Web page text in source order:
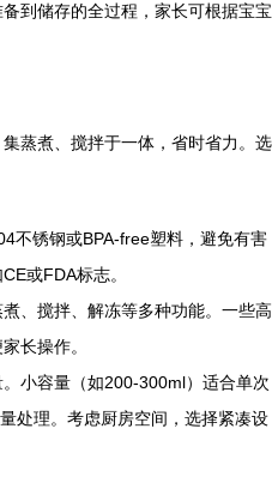
到储存的全过程，家长可根据宝宝
蒸煮、搅拌于一体，省时省力。选
不锈钢或BPA-free塑料，避免有害
或FDA标志。
煮、搅拌、解冻等多种功能。一些高
长操作。
。小容量（如200-300ml）适合单次
处理。考虑厨房空间，选择紧凑设